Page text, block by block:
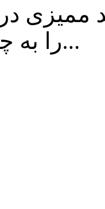
ممیزی
را به چالش می کشد...